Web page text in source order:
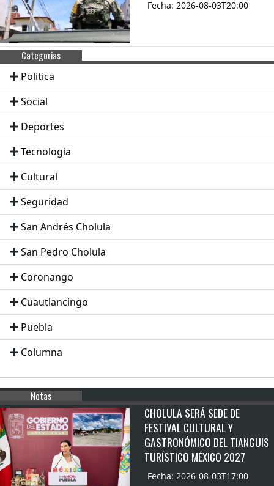
Fecha: 2026-08-03T20:00
Categorias
Politica
Social
Deportes
Tecnologia
Cultural
Seguridad
San Andrés Cholula
San Pedro Cholula
Coronango
Cuautlancingo
Puebla
Columna
Notas
CHOLULA SERÁ SEDE DE
FESTIVAL CULTURAL Y
GASTRONÓMICO DEL TIANGUIS
TURÍSTICO MÉXICO 2027
Fecha: 2026-08-03T17:00